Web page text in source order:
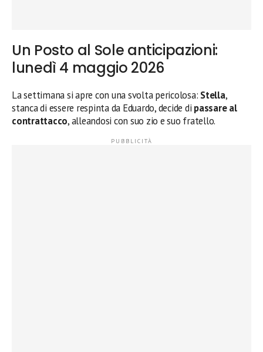
Un Posto al Sole anticipazioni:
lunedì 4 maggio 2026
La settimana si apre con una svolta pericolosa: Stella,
stanca di essere respinta da Eduardo, decide di passare al
contrattacco, alleandosi con suo zio e suo fratello.